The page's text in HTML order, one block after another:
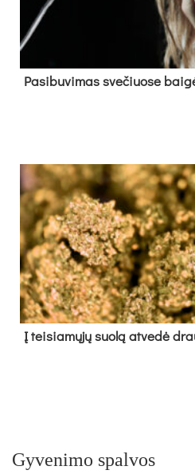
Pa­si­bu­vi­mas sve­čiuo­se
Į tei­sia­mų­jų suo­lą at­ve­dė
Gyvenimo spalvos